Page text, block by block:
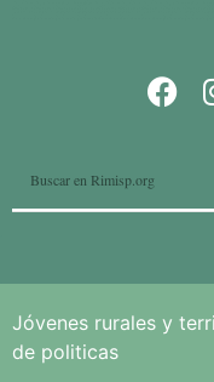
Jóvenes rurales y
de politicas